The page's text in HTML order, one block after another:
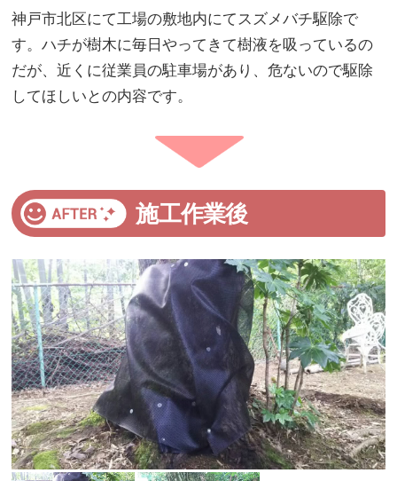
神戸市北区にて工場の敷地内にてスズメバチ駆除で
す。ハチが樹木に毎日やってきて樹液を吸っているの
だが、近くに従業員の駐車場があり、危ないので駆除
してほしいとの内容です。
施工作業後